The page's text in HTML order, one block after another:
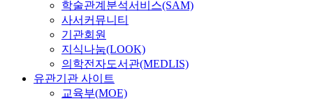
학술관계분석서비스(SAM)
사서커뮤니티
기관회원
지식나눔(LOOK)
의학전자도서관(MEDLIS)
유관기관 사이트
교육부(MOE)